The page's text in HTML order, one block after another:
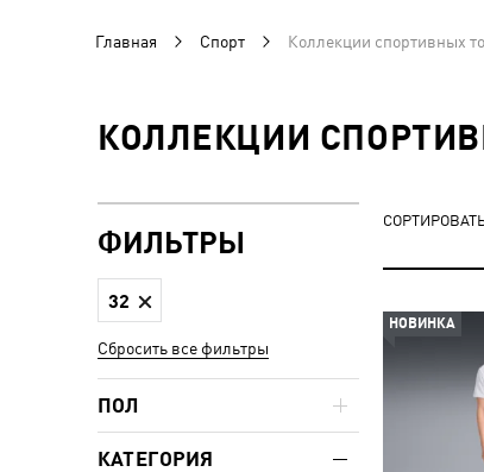
Главная Спорт Коллекции спортивных
КОЛЛЕКЦИИ
НОВИНКА
ФИЛЬТРЫ
32
Сбросить все фильтры
ПОЛ
КАТЕГОРИЯ